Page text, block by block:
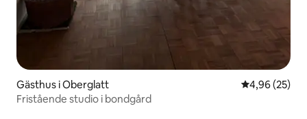
Gästhus i Oberglatt 4,96 av 5 i
4,96 (25)
Fristående studio i bondgård